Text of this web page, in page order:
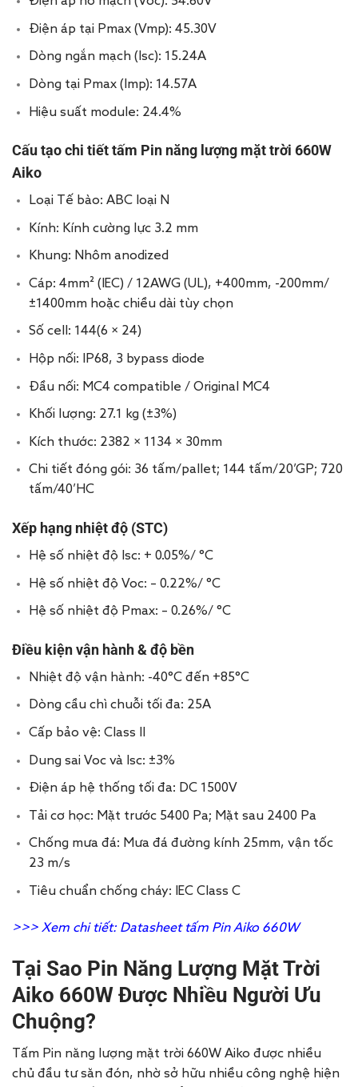
Điện áp tại Pmax (Vmp): 45.30V
Dòng ngắn mạch (Isc): 15.24A
Dòng tại Pmax (Imp): 14.57A
Hiệu suất module: 24.4%
Cấu tạo chi tiết tấm Pin năng lượng mặt trời 660W
Aiko
Loại Tế bào: ABC loại N
Kính: Kính cường lực 3.2 mm
Khung: Nhôm anodized
Cáp: 4mm² (IEC) / 12AWG (UL), +400mm, -200mm/
±1400mm hoặc chiều dài tùy chọn
Số cell: 144(6 × 24)
Hộp nối: IP68, 3 bypass diode
Đầu nối: MC4 compatible / Original MC4
Khối lượng: 27.1 kg (±3%)
Kích thước: 2382 × 1134 × 30mm
Chi tiết đóng gói: 36 tấm/pallet; 144 tấm/20’GP; 720
tấm/40’HC
Xếp hạng nhiệt độ (STC)
Hệ số nhiệt độ Isc: + 0.05%/ °C
Hệ số nhiệt độ Voc: – 0.22%/ °C
Hệ số nhiệt độ Pmax: – 0.26%/ °C
Điều kiện vận hành & độ bền
Nhiệt độ vận hành: -40°C đến +85°C
Dòng cầu chì chuỗi tối đa: 25A
Cấp bảo vệ: Class II
Dung sai Voc và Isc: ±3%
Điện áp hệ thống tối đa: DC 1500V
Tải cơ học: Mặt trước 5400 Pa; Mặt sau 2400 Pa
Chống mưa đá: Mưa đá đường kính 25mm, vận tốc
23 m/s
Tiêu chuẩn chống cháy: IEC Class C
>>> Xem chi tiết: Datasheet tấm Pin Aiko 660W
Tại Sao Pin Năng Lượng Mặt Trời
Aiko 660W Được Nhiều Người Ưu
Chuộng?
Tấm Pin năng lượng mặt trời 660W Aiko được nhiều
chủ đầu tư săn đón, nhờ sở hữu nhiều công nghệ hiện